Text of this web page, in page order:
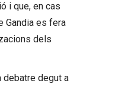
i que, en cas
Gandia es fera
dels
debatre degut a